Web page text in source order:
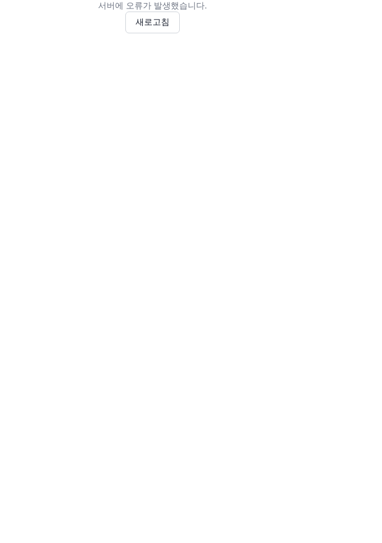
서버에 오류가 발생했습니다.
새로고침